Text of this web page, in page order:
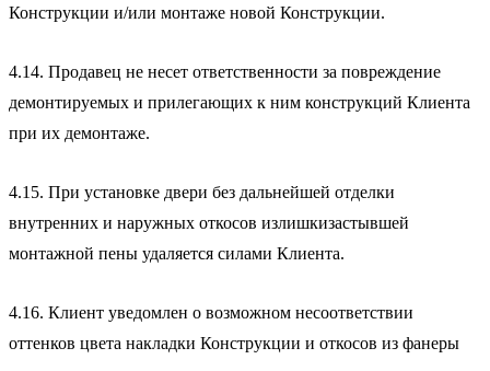
Конструкции и/или монтаже новой Конструкции.
4.14. Продавец не несет ответственности за повреждение
демонтируемых и прилегающих к ним конструкций Клиента
при их демонтаже.
4.15. При установке двери без дальнейшей отделки
внутренних и наружных откосов излишкизастывшей
монтажной пены удаляется силами Клиента.
4.16. Клиент уведомлен о возможном несоответствии
оттенков цвета накладки Конструкции и откосов из фанеры